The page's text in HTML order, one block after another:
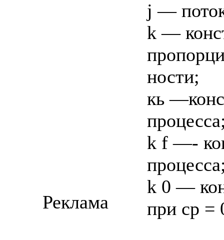
j —
k —
ности;
кь
k f —-
k 0 —
при ср =
Реклама